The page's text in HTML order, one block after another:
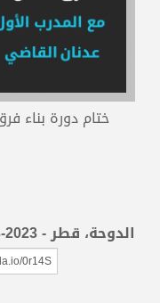
ختام دورة بناء
الدوحة، قطر - 2023-03-18